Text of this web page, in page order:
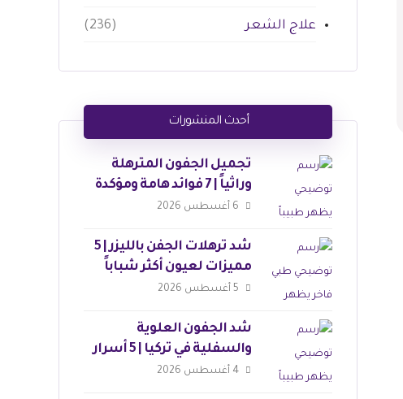
علاج الشعر (236)
أحدث المنشورات
تجميل الجفون المترهلة
وراثياً | 7 فوائد هامة ومؤكدة
6 أغسطس 2026
شد ترهلات الجفن بالليزر | 5
مميزات لعيون أكثر شباباً
5 أغسطس 2026
شد الجفون العلوية
والسفلية في تركيا | 5 أسرار
لنتائج مثالية
4 أغسطس 2026